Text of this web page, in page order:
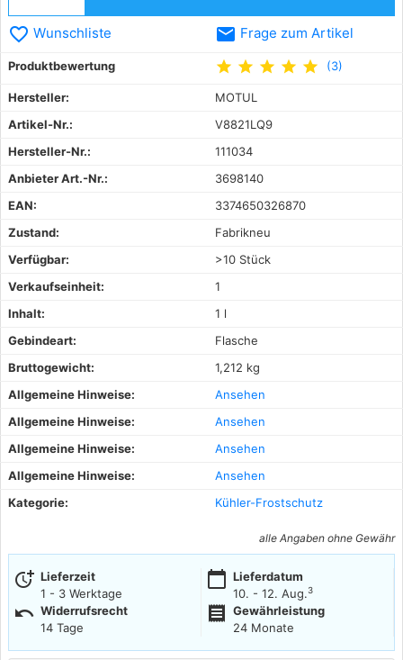
favorite_border Wunschliste email Frage zum Artikel
Produktbewertung star star star star star (3)
Hersteller:
MOTUL
Artikel-Nr.:
V8821LQ9
Hersteller-Nr.:
111034
Anbieter Art.-Nr.:
3698140
EAN:
3374650326870
Zustand:
Fabrikneu
Verfügbar:
>10 Stück
Verkaufseinheit:
1
Inhalt:
1 l
Gebindeart:
Flasche
Bruttogewicht:
1,212 kg
Allgemeine Hinweise:
Ansehen
Allgemeine Hinweise:
Ansehen
Allgemeine Hinweise:
Ansehen
Allgemeine Hinweise:
Ansehen
Kategorie:
Kühler-Frostschutz
alle Angaben ohne Gewähr
more_time Lieferzeit
1 - 3 Werktage
calendar_today Lieferdatum
10. - 12. Aug.3
undo Widerrufsrecht
14 Tage
receipt
Gewährleistung
24 Monate